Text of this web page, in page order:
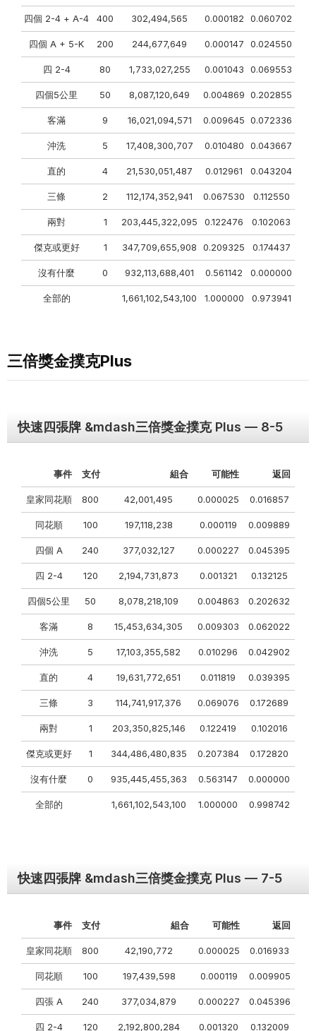
四個 2-4 + A-4 400 302,494,565 0.000182 0.060702
四個 A + 5-K 200 244,677,649 0.000147 0.024550
四 2-4 80 1,733,027,255 0.001043 0.069553
四個5公里 50 8,087,120,649 0.004869 0.202855
客滿 9 16,021,094,571 0.009645 0.072336
沖洗 5 17,408,300,707 0.010480 0.043667
直的 4 21,530,051,487 0.012961 0.043204
三條 2 112,174,352,941 0.067530 0.112550
兩對 1 203,445,322,095 0.122476 0.102063
傑克或更好 1 347,709,655,908 0.209325 0.174437
沒有什麼 0 932,113,688,401 0.561142 0.000000
全部的 1,661,102,543,100 1.000000 0.973941
三倍獎金撲克Plus
快速四張牌 &mdash三倍獎金撲克 Plus — 8-5
事件 支付 組合 可能性 返回
皇家同花順 800 42,001,495 0.000025 0.016857
同花順 100 197,118,238 0.000119 0.009889
四個 A 240 377,032,127 0.000227 0.045395
四 2-4 120 2,194,731,873 0.001321 0.132125
四個5公里 50 8,078,218,109 0.004863 0.202632
客滿 8 15,453,634,305 0.009303 0.062022
沖洗 5 17,103,355,582 0.010296 0.042902
直的 4 19,631,772,651 0.011819 0.039395
三條 3 114,741,917,376 0.069076 0.172689
兩對 1 203,350,825,146 0.122419 0.102016
傑克或更好 1 344,486,480,835 0.207384 0.172820
沒有什麼 0 935,445,455,363 0.563147 0.000000
全部的 1,661,102,543,100 1.000000 0.998742
快速四張牌 &mdash三倍獎金撲克 Plus — 7-5
事件 支付 組合 可能性 返回
皇家同花順 800 42,190,772 0.000025 0.016933
同花順 100 197,439,598 0.000119 0.009905
四張 A 240 377,034,879 0.000227 0.045396
四 2-4 120 2,192,800,284 0.001320 0.132009